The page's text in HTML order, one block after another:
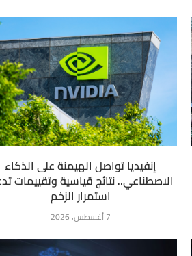
إنفيديا تواصل الهيمنة على الذكاء
الاصطناعي.. نتائج قياسية وتقييمات
استمرار الزخم
7 أغسطس، 2026